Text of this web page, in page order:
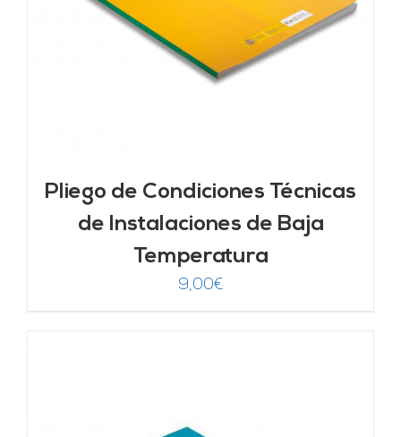
Pliego de Condiciones Técnicas
de Instalaciones de Baja
Temperatura
9,00€